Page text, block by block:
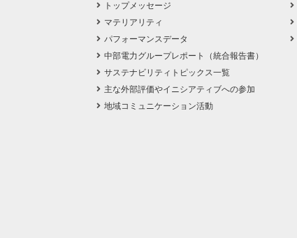
トップメッセージ
マテリアリティ
パフォーマンスデータ
中部電力グループレポート（統合報告書）
サステナビリティトピックス一覧
主な外部評価やイニシアティブへの参加
地域コミュニケーション活動